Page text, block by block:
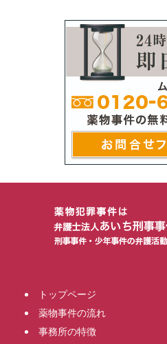
トップページ
薬物事件の流れ
事務所の特徴